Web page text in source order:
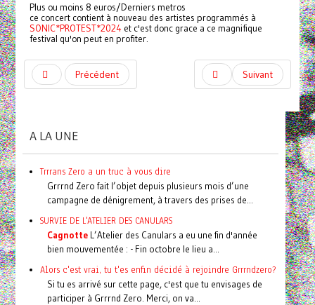
Plus ou moins 8 euros/Derniers metros
ce concert contient à nouveau des artistes programmés à
SONIC*PROTEST*2024 et c'est donc grace a ce magnifique
festival qu'on peut en profiter.
Précédent Suivant
A LA UNE
Trrrans Zero a un truc à vous dire
Grrrnd Zero fait l’objet depuis plusieurs mois d’une
campagne de dénigrement, à travers des prises de...
SURVIE DE L'ATELIER DES CANULARS
CagnotteL’Atelier des Canulars a eu une fin d'année
bien mouvementée : - Fin octobre le lieu a...
Alors c'est vrai, tu t'es enfin décidé à rejoindre Grrrndzero?
Si tu es arrivé sur cette page, c'est que tu envisages de
participer à Grrrnd Zero. Merci, on va...